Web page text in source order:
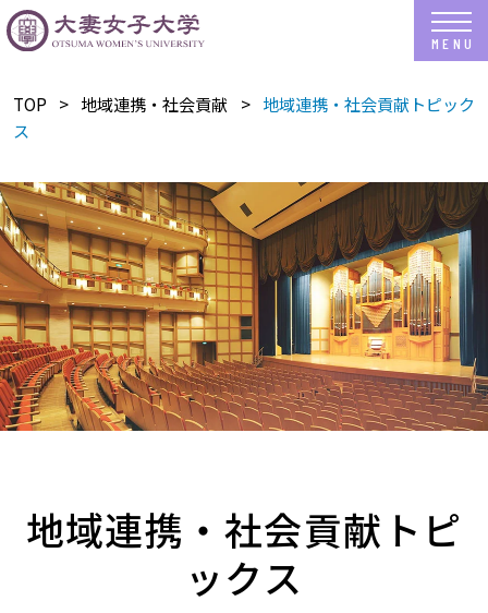
TOP 地域連携・社会貢献
地域連携・社会貢献トピック
ス
​地域連携・社会貢献トピ
ックス